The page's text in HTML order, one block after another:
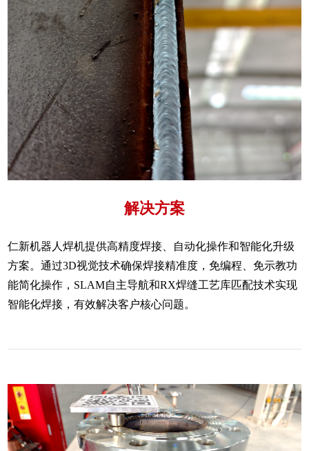
解决方案
仁新机器人焊机提供高精度焊接、自动化操作和智能化升级
方案。通过3D视觉技术确保焊接精准度，免编程、免示教功
能简化操作，SLAM自主导航和RX焊缝工艺库匹配技术实现
智能化焊接，有效解决客户核心问题。